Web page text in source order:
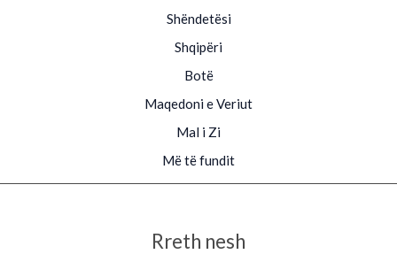
Shëndetësi
Shqipëri
Botë
Maqedoni e Veriut
Mal i Zi
Më të fundit
Rreth nesh